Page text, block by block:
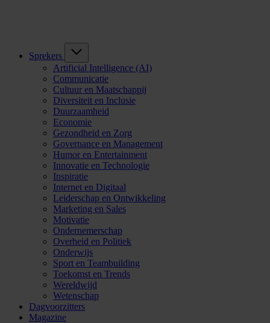
Sprekers
Artificial Intelligence (AI)
Communicatie
Cultuur en Maatschappij
Diversiteit en Inclusie
Duurzaamheid
Economie
Gezondheid en Zorg
Governance en Management
Humor en Entertainment
Innovatie en Technologie
Inspiratie
Internet en Digitaal
Leiderschap en Ontwikkeling
Marketing en Sales
Motivatie
Ondernemerschap
Overheid en Politiek
Onderwijs
Sport en Teambuilding
Toekomst en Trends
Wereldwijd
Wetenschap
Dagvoorzitters
Magazine